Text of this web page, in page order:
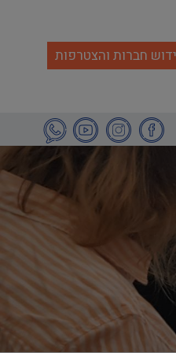
חברות והצטרפות